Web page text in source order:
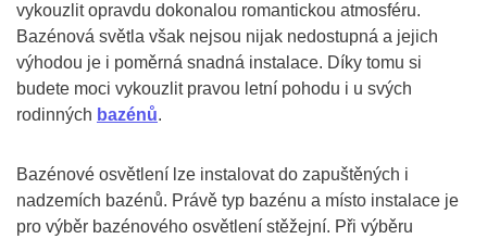
vykouzlit opravdu dokonalou romantickou atmosféru.
Bazénová světla však nejsou nijak nedostupná a jejich
výhodou je i poměrná snadná instalace. Díky tomu si
budete moci vykouzlit pravou letní pohodu i u svých
rodinných bazénů.
Bazénové osvětlení lze instalovat do zapuštěných i
nadzemích bazénů. Právě typ bazénu a místo instalace je
pro výběr bazénového osvětlení stěžejní. Při výběru